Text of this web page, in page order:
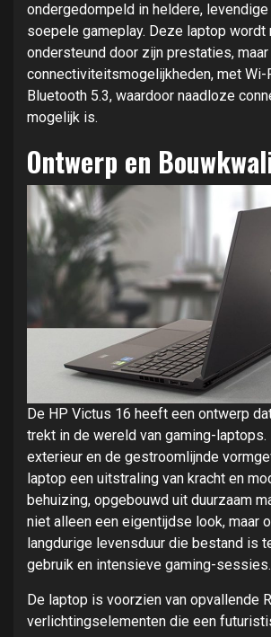
ondergedompeld in heldere,
soepele gameplay. Deze laptop wordt
ondersteund door zijn prestaties,
connectiviteitsmogelijkheden, met Wi-
Bluetooth 5.3, waardoor naadloze
mogelijk is.
Ontwerp en
De HP Victus 16 heeft een ontwerp
trekt in de wereld van gaming-
exterieur en de gestroomlijnde
laptop een uitstraling van kracht en
behuizing, opgebouwd uit duurzaam
niet alleen een eigentijdse look, maar
langdurige levensduur die bestand is
gebruik en intensieve gaming-sessies.
De laptop is voorzien van opvallende
verlichtingselementen die een